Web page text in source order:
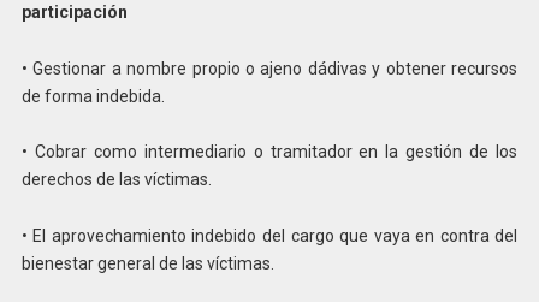
participación
• Gestionar a nombre propio o ajeno dádivas y obtener recursos
de forma indebida.
• Cobrar como intermediario o tramitador en la gestión de los
derechos de las víctimas.
• El aprovechamiento indebido del cargo que vaya en contra del
bienestar general de las víctimas.